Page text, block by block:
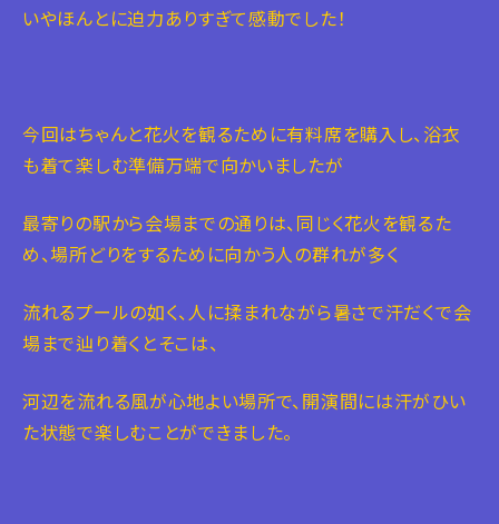
いやほんとに迫力ありすぎて感動でした！
今回はちゃんと花火を観るために有料席を購入し、浴衣
も着て楽しむ準備万端で向かいましたが
最寄りの駅から会場までの通りは、同じく花火を観るた
め、場所どりをするために向かう人の群れが多く
流れるプールの如く、人に揉まれながら暑さで汗だくで会
場まで辿り着くとそこは、
河辺を流れる風が心地よい場所で、開演間には汗がひい
た状態で楽しむことができました。